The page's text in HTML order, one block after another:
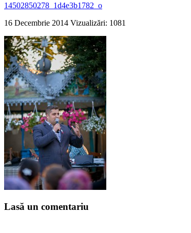
14502850278_1d4e3b1782_o
16 Decembrie 2014 Vizualizări: 1081
Lasă un comentariu